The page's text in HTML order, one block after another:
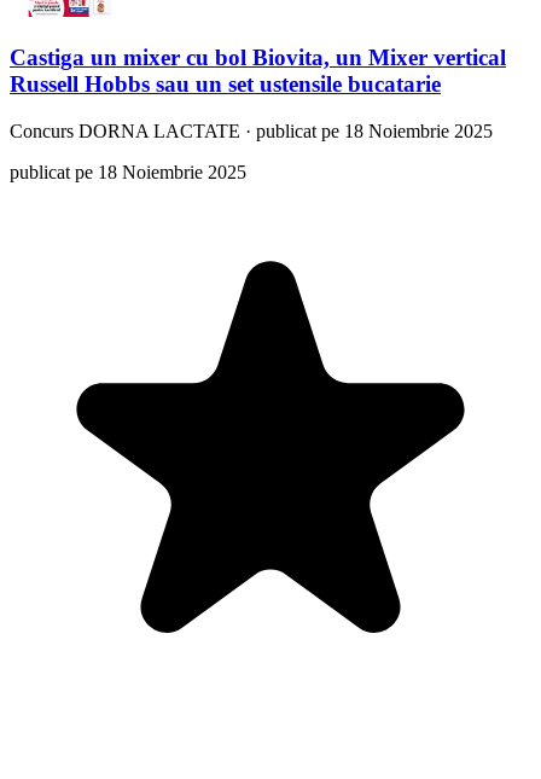
Castiga un mixer cu bol Biovita, un Mixer vertical
Russell Hobbs sau un set ustensile bucatarie
Concurs DORNA LACTATE · publicat pe 18 Noiembrie 2025
publicat pe 18 Noiembrie 2025